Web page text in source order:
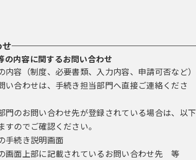
せ
の内容に関するお問い合わせ
内容（制度、必要書類、入力内容、申請可否など）
い合わせは、手続き担当部門へ直接ご連絡くださ
門のお問い合わせ先が登録されている場合は、以下
すのでご確認ください。
手続き説明画面
画面上部に記載されているお問い合わせ先 等